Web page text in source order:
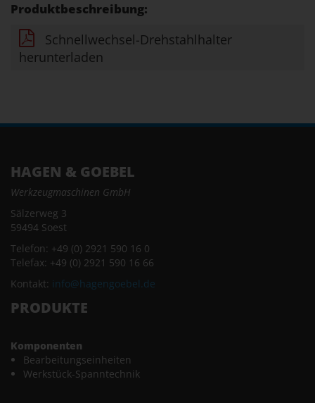
Produktbeschreibung:
Schnellwechsel-Drehstahlhalter
herunterladen
HAGEN & GOEBEL
Werkzeugmaschinen GmbH
Sälzerweg 3
59494 Soest
Telefon: +49 (0) 2921 590 16 0
Telefax: +49 (0) 2921 590 16 66
Kontakt: info@hagengoebel.de
PRODUKTE
Komponenten
Bearbeitungseinheiten
Werkstück-Spanntechnik